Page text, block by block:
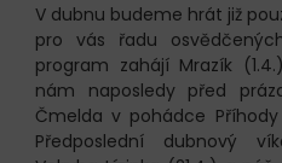
V dubnu budeme hrát již
pro vás řadu
program zahájí Mrazík
nám naposledy před
Čmelda v pohádce
Předposlední dubnový